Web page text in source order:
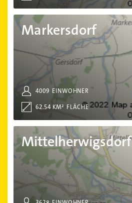
Markersdorf
EINWOHNER
4009
FLÄCHE
62.54 KM²
Markersdorf
Mittelherwigsdorf
Mittelherwigsdorf